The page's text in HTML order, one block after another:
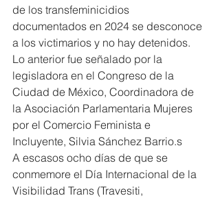
de los transfeminicidios
documentados en 2024 se desconoce
a los victimarios y no hay detenidos.
Lo anterior fue señalado por la
legisladora en el Congreso de la
Ciudad de México, Coordinadora de
la Asociación Parlamentaria Mujeres
por el Comercio Feminista e
Incluyente, Silvia Sánchez Barrio.s
A escasos ocho días de que se
conmemore el Día Internacional de la
Visibilidad Trans (Travesiti,